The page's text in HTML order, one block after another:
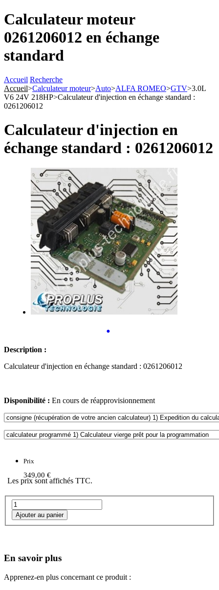
Calculateur moteur
0261206012 en échange
standard
Accueil Recherche
Accueil>Calculateur moteur>Auto>ALFA ROMEO>GTV>3.0L
V6 24V 218HP>Calculateur d'injection en échange standard :
0261206012
Calculateur d'injection en
échange standard : 0261206012
•
Description :
Calculateur d'injection en échange standard : 0261206012
Disponibilité : En cours de réapprovisionnement
Prix
349,00 €
Les prix sont affichés TTC.
En savoir plus
Apprenez-en plus concernant ce produit :